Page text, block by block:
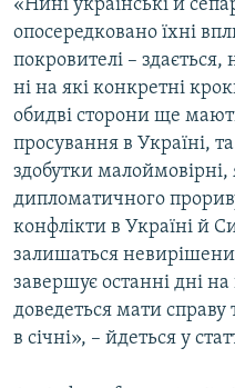
«Нині українські й
опосередковано їхні
покровителі –
ні на які конкретні
обидві сторони ще
просування в Україні, та
здобутки
дипломатичного
конфлікти в Україні й
залишаться
завершує останні дні
доведеться мати справу
в січні», – йдеться у